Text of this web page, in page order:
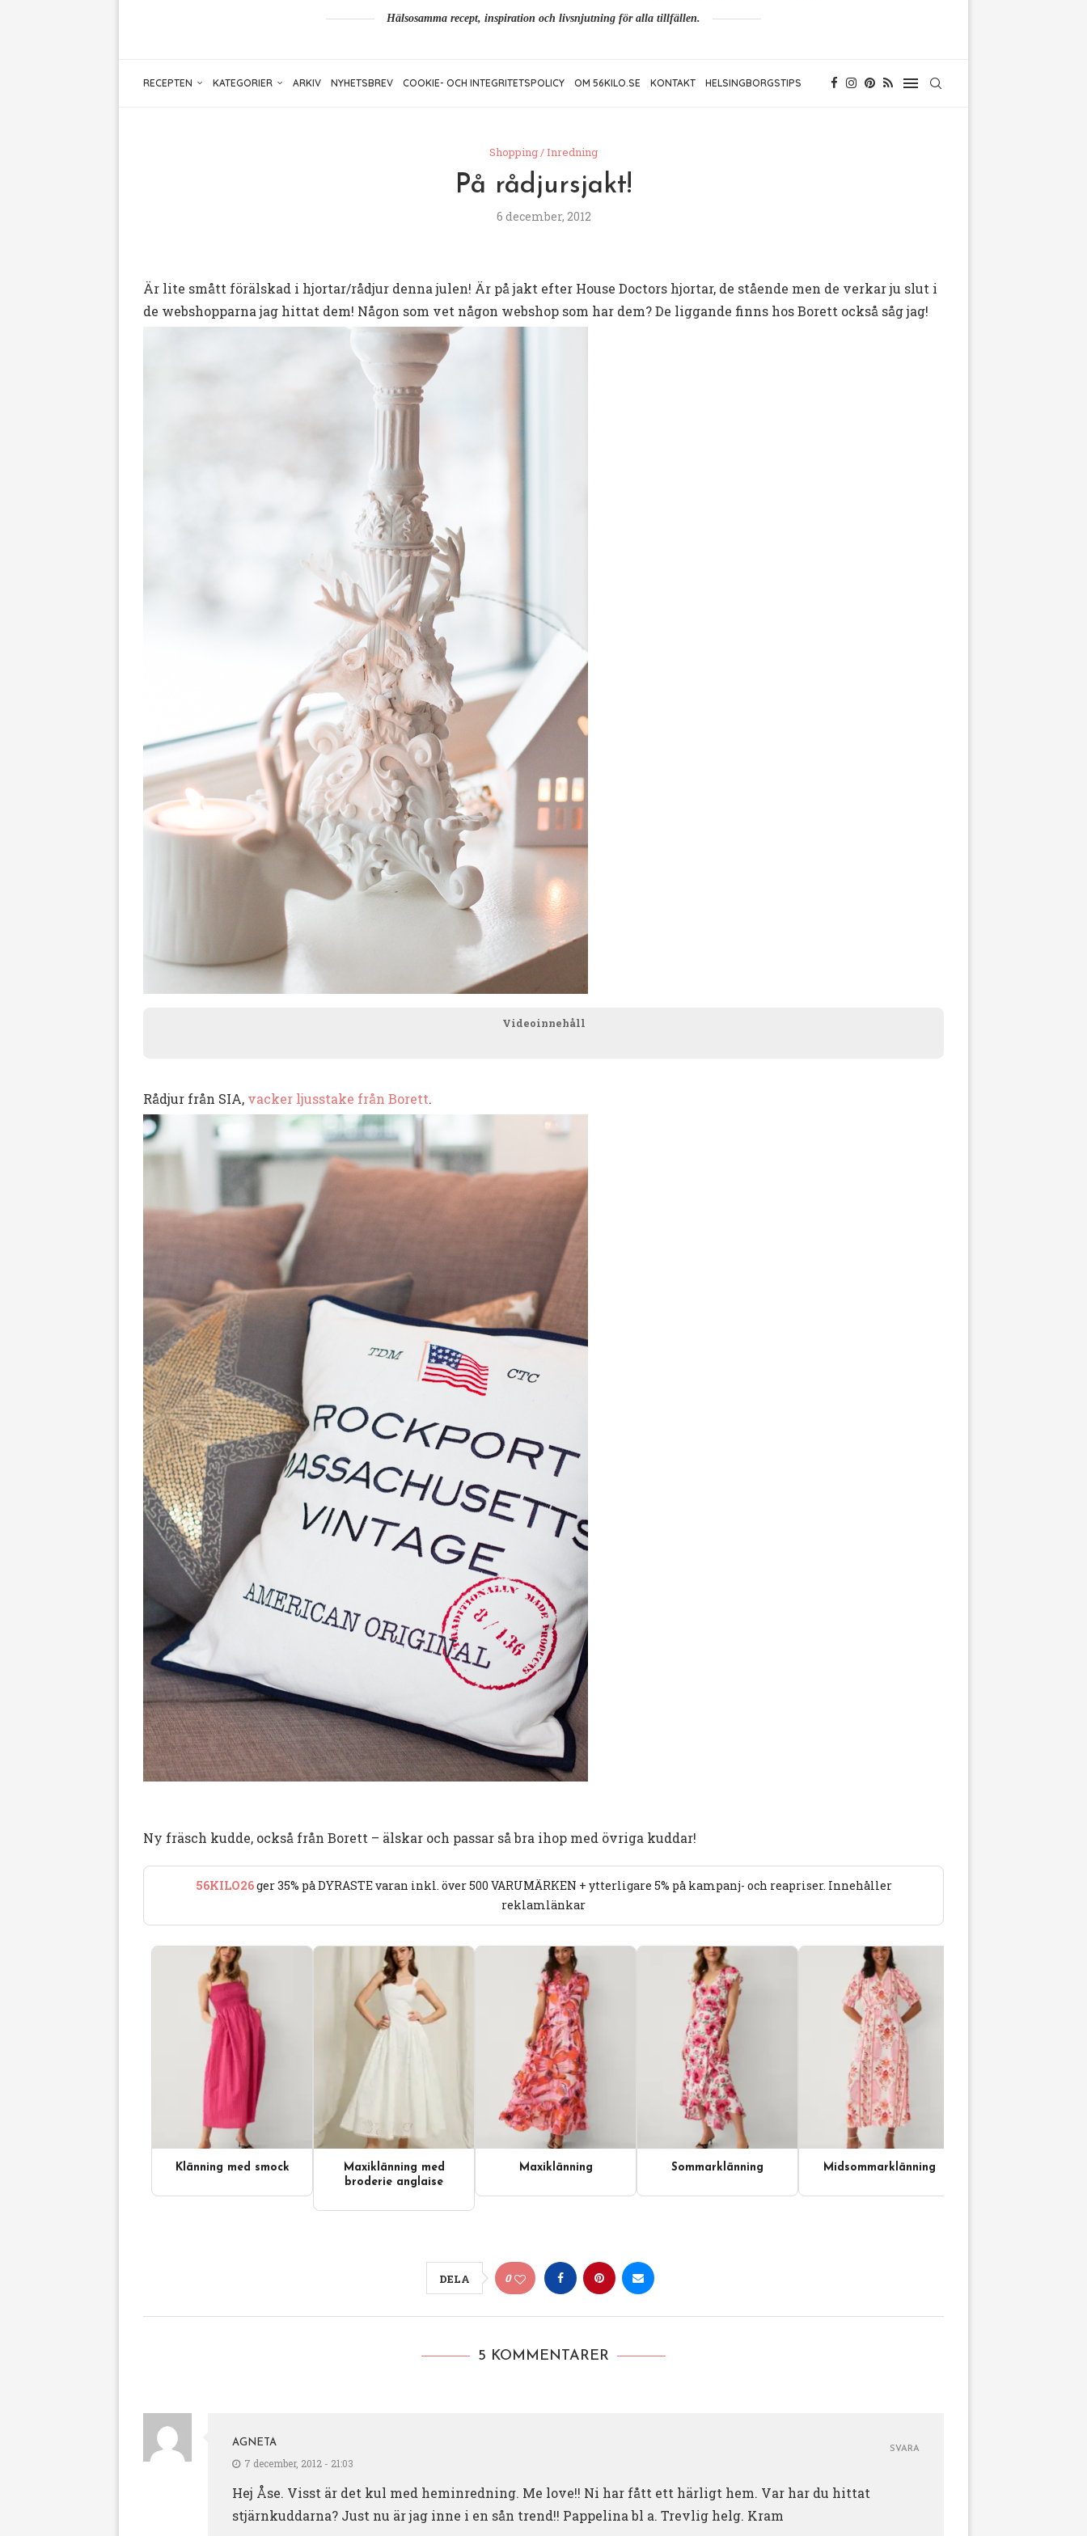
Hälsosamma recept, inspiration och livsnjutning för alla tillfällen.
RECEPTEN KATEGORIER ARKIV NYHETSBREV COOKIE- OCH INTEGRITETSPOLICY OM 56KILO.SE KONTAKT HELSINGBORGSTIPS
Shopping / Inredning
På rådjursjakt!
6 december, 2012
Är lite smått förälskad i hjortar/rådjur denna julen! Är på jakt efter House Doctors hjortar, de stående men de verkar ju slut i
de webshopparna jag hittat dem! Någon som vet någon webshop som har dem? De liggande finns hos Borett också såg jag!
Videoinnehåll
Rådjur från SIA, vacker ljusstake från Borett.
Ny fräsch kudde, också från Borett – älskar och passar så bra ihop med övriga kuddar!
56KILO26ger 35% på DYRASTE varan inkl. över 500 VARUMÄRKEN + ytterligare 5% på kampanj- och reapriser. Innehåller
reklamlänkar
Klänning med smock
Maxiklänning med
broderie anglaise
Maxiklänning Sommarklänning Midsommarklänning
DELA 0
5 KOMMENTARER
AGNETA
7 december, 2012 - 21:03
Hej Åse. Visst är det kul med heminredning. Me love!! Ni har fått ett härligt hem. Var har du hittat
stjärnkuddarna? Just nu är jag inne i en sån trend!! Pappelina bl a. Trevlig helg. Kram
SVARA